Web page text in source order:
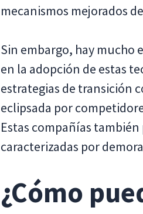
mecanismos mejorados
Sin embargo, hay mucho
en la adopción de estas
estrategias de transición
eclipsada por
Estas compañías
caracterizadas por
¿Cómo